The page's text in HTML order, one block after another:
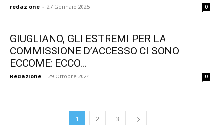
redazione - 27 Gennaio 2025 0
GIUGLIANO, GLI ESTREMI PER LA
COMMISSIONE D’ACCESSO CI SONO
ECCOME: ECCO...
Redazione - 29 Ottobre 2024 0
1 2 3